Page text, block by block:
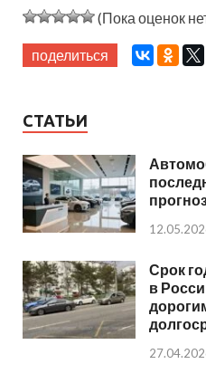
(Пока оценок
поделиться
СТАТЬИ
Срок
в